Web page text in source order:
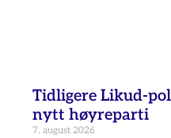
Tidligere Likud-
nytt høyreparti
7. august 2026